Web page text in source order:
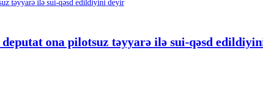
ona pilotsuz təyyarə ilə sui-qəsd